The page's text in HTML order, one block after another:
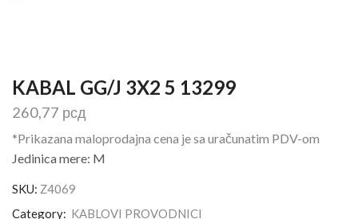
KABAL GG/J 3X2 5 13299
260,77 рсд
*Prikazana maloprodajna cena je sa uračunatim PDV-om
Jedinica mere: M
SKU: Z4069
Category: KABLOVI PROVODNICI